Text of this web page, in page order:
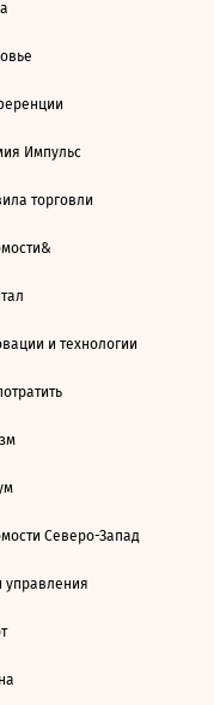
Импульс
торговли
и технологии
Северо-Запад
управления